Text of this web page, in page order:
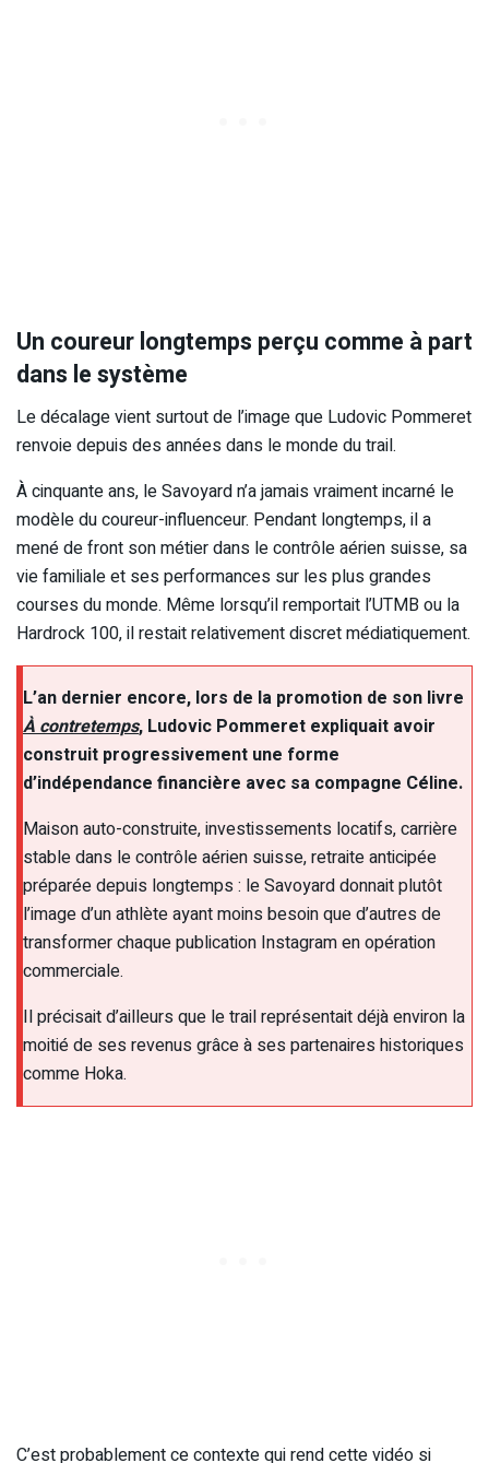
Un coureur longtemps perçu comme à part
dans le système
Le décalage vient surtout de l’image que Ludovic Pommeret
renvoie depuis des années dans le monde du trail.
À cinquante ans, le Savoyard n’a jamais vraiment incarné le
modèle du coureur-influenceur. Pendant longtemps, il a
mené de front son métier dans le contrôle aérien suisse, sa
vie familiale et ses performances sur les plus grandes
courses du monde. Même lorsqu’il remportait l’UTMB ou la
Hardrock 100, il restait relativement discret médiatiquement.
L’an dernier encore, lors de la promotion de son livre
À contretemps, Ludovic Pommeret expliquait avoir
construit progressivement une forme
d’indépendance financière avec sa compagne Céline.
Maison auto-construite, investissements locatifs, carrière
stable dans le contrôle aérien suisse, retraite anticipée
préparée depuis longtemps : le Savoyard donnait plutôt
l’image d’un athlète ayant moins besoin que d’autres de
transformer chaque publication Instagram en opération
commerciale.
Il précisait d’ailleurs que le trail représentait déjà environ la
moitié de ses revenus grâce à ses partenaires historiques
comme Hoka.
C’est probablement ce contexte qui rend cette vidéo si